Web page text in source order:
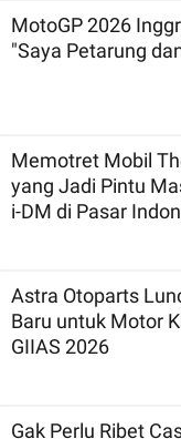
MotoGP 2026
"Saya Petarung
Memotret Mobil
yang Jadi Pintu
i-DM di Pasar
Astra Otoparts
Baru untuk Motor
GIIAS 2026
Gak Perlu Ribet